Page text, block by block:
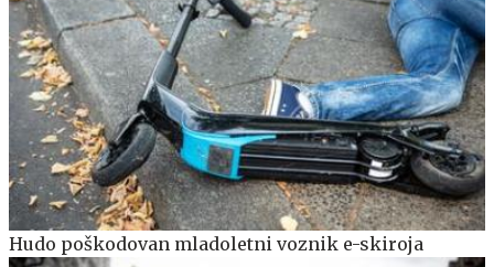
Hudo poškodovan mladoletni voznik e-skiroja